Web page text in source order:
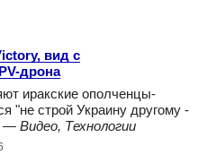
вид с
дрона
иракские ополченцы-
"не строй Украину другому -
— Видео, Технологии